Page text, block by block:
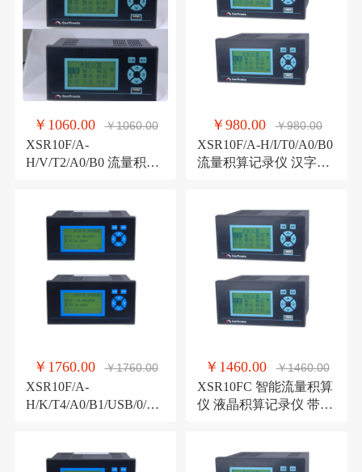
￥1060.00 ￥1060.00
XSR10F/A-
H/V/T2/A0/B0 流量积算
￥980.00 ￥980.00
XSR10F/A-H/I/T0/A0/B0
流量积算记录仪 汉字菜
￥1760.00 ￥1760.00
XSR10F/A-
H/K/T4/A0/B1/USB/0/B
￥1460.00 ￥1460.00
XSR10FC 智能流量积算
仪 液晶积算记录仪 带通